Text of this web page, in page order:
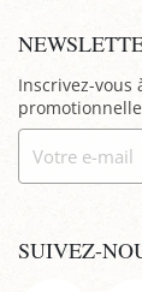
Inscrivez-vous
SUIVEZ-